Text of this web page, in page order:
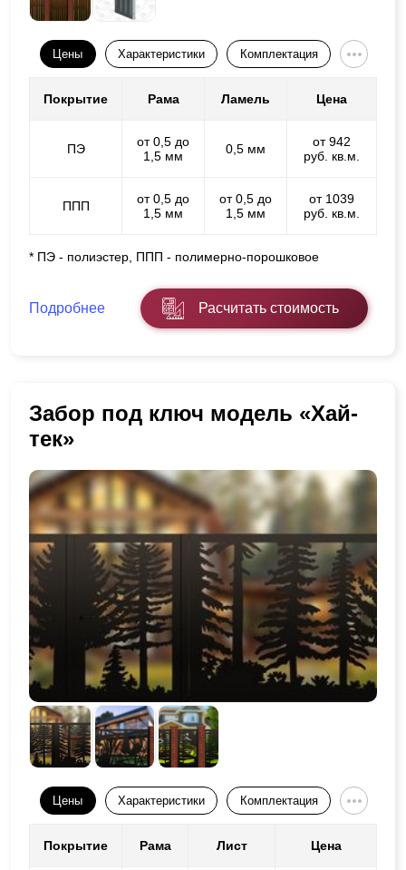
Цены Характеристики Комплектация
Покрытие Рама Ламель Цена
ПЭ
от 0,5 до
1,5 мм
0,5 мм
от 942
руб. кв.м.
ППП
от 0,5 до
1,5 мм
от 0,5 до
1,5 мм
от 1039
руб. кв.м.
* ПЭ - полиэстер, ППП - полимерно-порошковое
Подробнее Расчитать стоимость
Забор под ключ модель «Хай-
тек»
Цены Характеристики Комплектация
Покрытие Рама Лист Цена